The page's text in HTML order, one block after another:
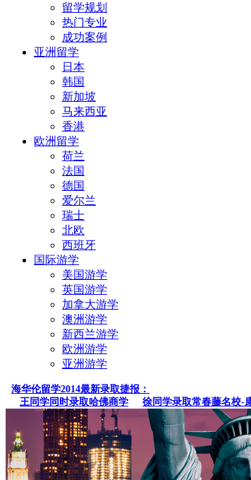
留学规划
热门专业
成功案例
亚洲留学
日本
韩国
新加坡
马来西亚
香港
欧洲留学
荷兰
法国
德国
爱尔兰
瑞士
北欧
西班牙
国际游学
美国游学
英国游学
加拿大游学
澳洲游学
新西兰游学
欧洲游学
亚洲游学
海华伦留学2014最新录取捷报：
王同学同时录取哈佛商学
徐同学录取常春藤名校-康